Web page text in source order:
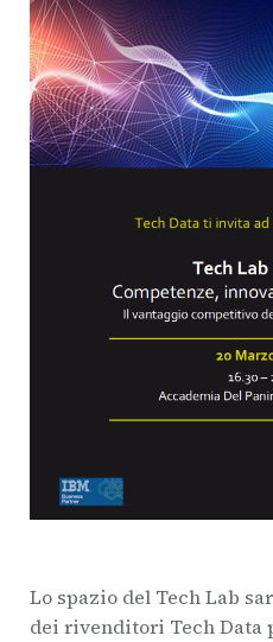
Lo spazio del Tech Lab
dei rivenditori Tech Data